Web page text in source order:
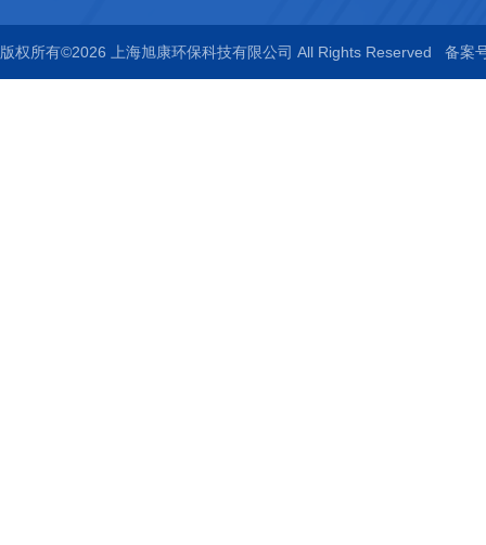
版权所有©2026 上海旭康环保科技有限公司 All Rights Reserved 备案